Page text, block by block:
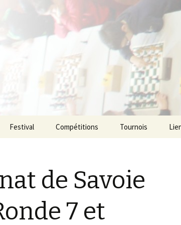
de l
Festival Compétitions Tournois
de Savoie
7 et